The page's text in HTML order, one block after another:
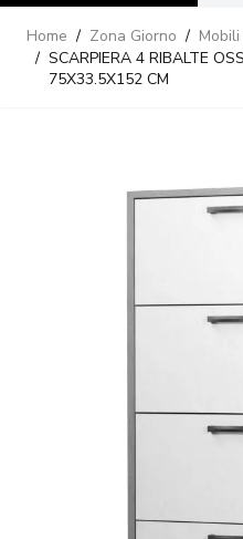
Home / Zona Giorno /
/ SCARPIERA 4 RIBALTE
75X33.5X152 CM